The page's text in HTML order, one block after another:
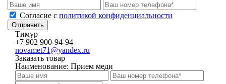
Cогласие с политикой конфиденциальности
Отправить
Тимур
+7 902 900-94-94
novamet71@yandex.ru
Заказать товар
Наименование: Прием меди